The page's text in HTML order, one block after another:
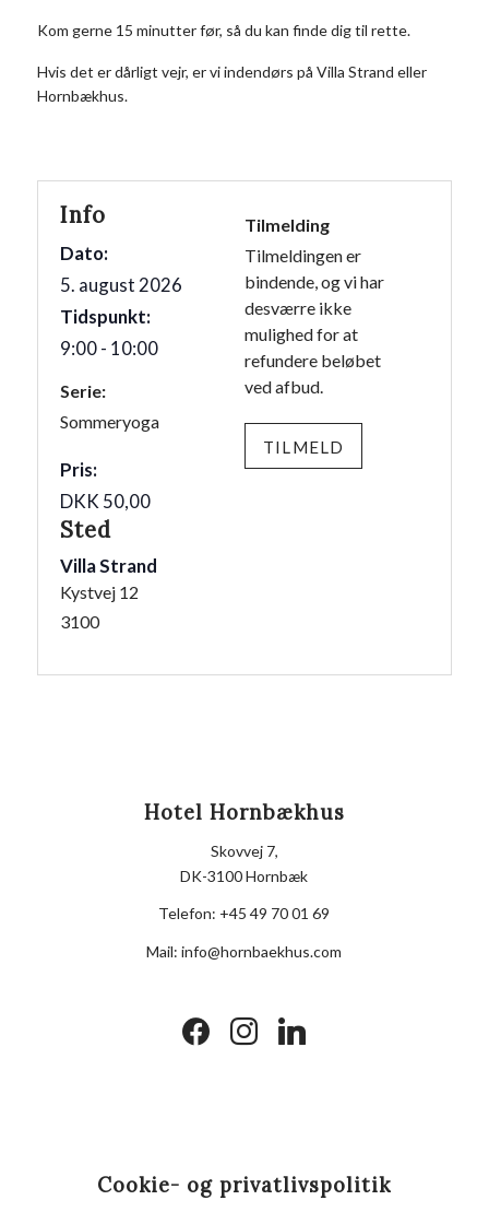
Kom gerne 15 minutter før, så du kan finde dig til rette.
Hvis det er dårligt vejr, er vi indendørs på Villa Strand eller
Hornbækhus.
Info
Dato:
5. august 2026
Tidspunkt:
9:00 - 10:00
Serie:
Sommeryoga
Pris:
DKK 50,00
Sted
Villa Strand
Kystvej 12
3100
Tilmelding
Tilmeldingen er
bindende, og vi har
desværre ikke
mulighed for at
refundere beløbet
ved afbud.
TILMELD
Hotel Hornbækhus
Skovvej 7,
DK-3100 Hornbæk
Telefon: +45 49 70 01 69
Mail:info@hornbaekhus.com
facebookinstagramlinkedin
Cookie- og privatlivspolitik